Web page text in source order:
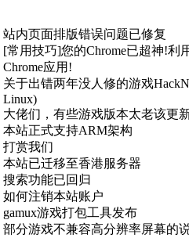
站内页面排版错误问题已修复
[常用技巧]您的Chrome已超神!利
Chrome应用!
关于出错两年没人修的游戏
Linux)
大佬们，有些游戏版本太老该更
本站正式支持ARM架构
打赏我们
本站已迁移至香港服务器
搜索功能已回归
如何注销本站账户
gamux游戏打包工具发布
部分游戏不兼容高分辨率屏幕的